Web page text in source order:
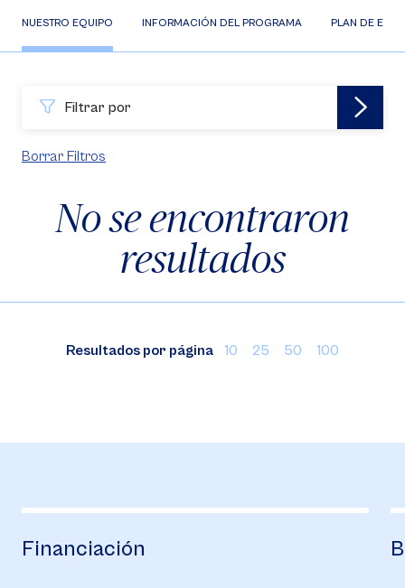
NUESTRO EQUIPO INFORMACIÓN DEL PROGRAMA PLAN DE
Filtrar por
Borrar Filtros
No se encontraron
resultados
Resultados por página 10 25 50 100
Financiación